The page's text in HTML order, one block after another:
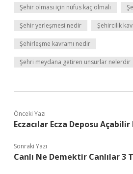
Şehir olması için nüfus kaç olmalı
Şehir yerleşmesi nedir Şehircilik
Şehirleşme kavramı nedir
Şehri meydana getiren unsurlar nelerdir
Önceki Yazı
Eczacılar Ecza Deposu Açabilir
Sonraki Yazı
Canlı Ne Demektir Canlılar 3